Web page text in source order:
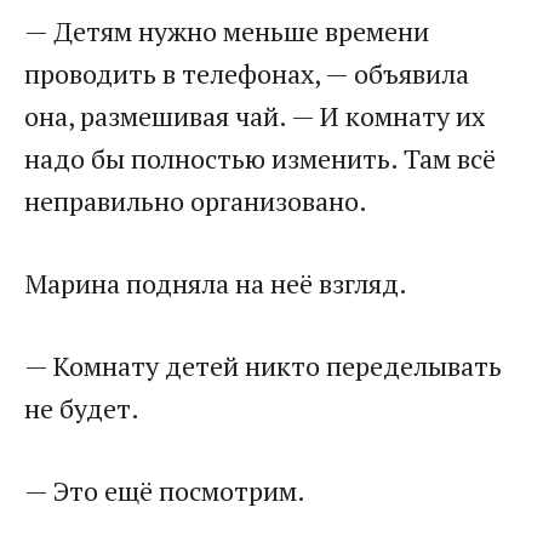
— Детям нужно меньше времени
проводить в телефонах, — объявила
она, размешивая чай. — И комнату их
надо бы полностью изменить. Там всё
неправильно организовано.
Марина подняла на неё взгляд.
— Комнату детей никто переделывать
не будет.
— Это ещё посмотрим.